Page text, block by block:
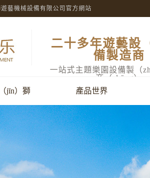
藝機械設備有限公司官方網站
二十多年遊藝設
備製造商
一站式主題樂園設備製（
商（shāng）
jīn）獅 產品世界